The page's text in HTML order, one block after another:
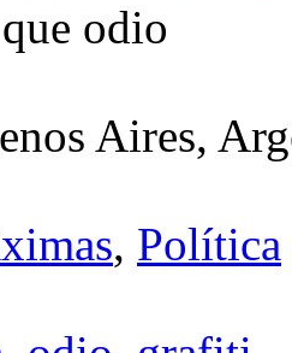
odio
Aires,
, Política